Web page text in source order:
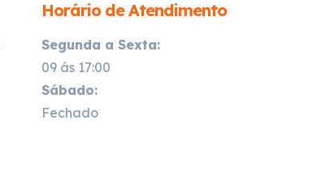
Horário de Atendimento
Segunda a Sexta:
09 ás 17:00
Sábado:
Fechado